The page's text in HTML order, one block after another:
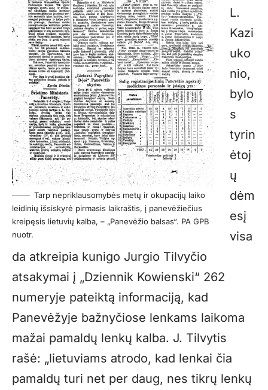
Tarp nepriklausomybės metų ir okupacijų laiko
leidinių išsiskyrė pirmasis laikraštis, į panevėžiečius
kreipęsis lietuvių kalba, – „Panevėžio balsas“. PA GPB
nuotr.
L.
Kazi
uko
nio,
bylo
s
tyrin
ėtoj
ų
dėm
esį
visa
da atkreipia kunigo Jurgio Tilvyčio
atsakymai į „Dziennik Kowienski“ 262
numeryje pateiktą informaciją, kad
Panevėžyje bažnyčiose lenkams laikoma
mažai pamaldų lenkų kalba. J. Tilvytis
rašė: „lietuviams atrodo, kad lenkai čia
pamaldų turi net per daug, nes tikrų lenkų